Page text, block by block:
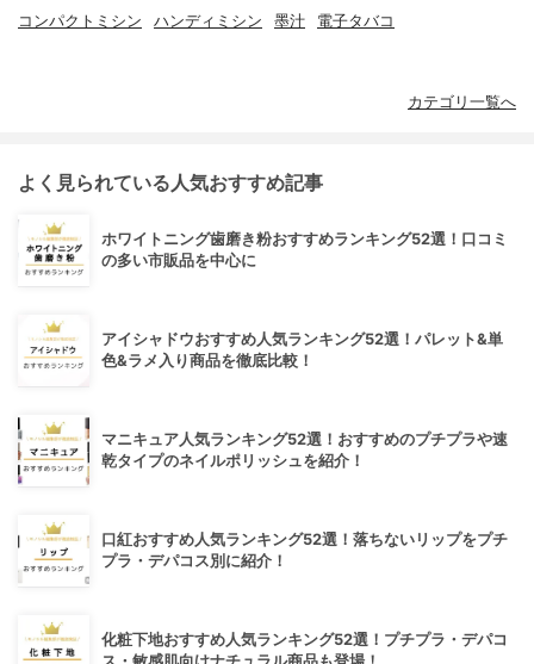
コンパクトミシン ハンディミシン 墨汁 電子タバコ
カテゴリ一覧へ
よく見られている人気おすすめ記事
ホワイトニング歯磨き粉おすすめランキング52選！口コミ
の多い市販品を中心に
アイシャドウおすすめ人気ランキング52選！パレット&単
色&ラメ入り商品を徹底比較！
マニキュア人気ランキング52選！おすすめのプチプラや速
乾タイプのネイルポリッシュを紹介！
口紅おすすめ人気ランキング52選！落ちないリップをプチ
プラ・デパコス別に紹介！
化粧下地おすすめ人気ランキング52選！プチプラ・デパコ